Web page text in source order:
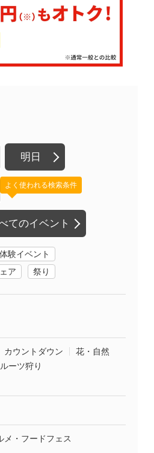
明日
てのイベント
よく使われる検索条件
体験イベント
ア
祭り
カウントダウン
花・自然
ーツ狩り
メ・フードフェス